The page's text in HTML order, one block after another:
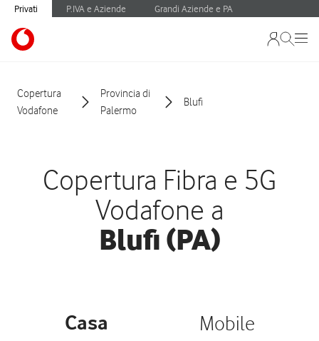
Privati P.IVA e Aziende Grandi Aziende e PA
Copertura
Vodafone
Provincia di
Palermo
Blufi
Copertura Fibra e 5G
Vodafone a
Blufi (PA)
Casa Mobile